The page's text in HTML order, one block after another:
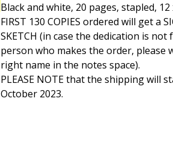
Black and white, 20 pages, stapled, 12
FIRST 130 COPIES ordered will get a
SKETCH (in case the dedication is not
person who makes the order, please
right name in the notes space).
PLEASE NOTE that the shipping will
October 2023.